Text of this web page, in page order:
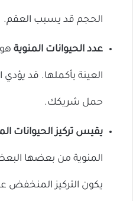
الحجم قد يسبب العقم.
عدد الحيوانات المنوية
العينة بأكملها. قد
حمل شريكك.
يقيس تركيز الحيوانات
المنوية من بعضها
يكون التركيز المنخفض